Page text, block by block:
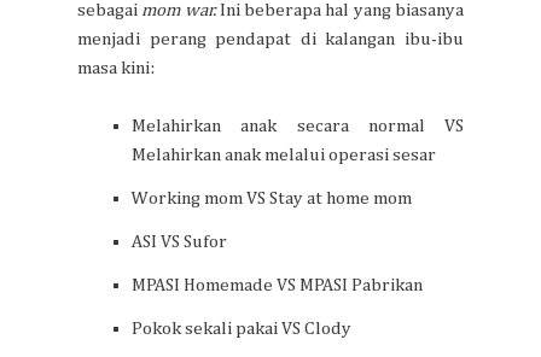
sebagai mom war.Ini beberapa hal yang biasanya
menjadi perang pendapat di kalangan ibu-ibu
masa kini:
Melahirkan anak secara normal VS
Melahirkan anak melalui operasi sesar
Working mom VS Stay at home mom
ASI VS Sufor
MPASI Homemade VS MPASI Pabrikan
Pokok sekali pakai VS Clody